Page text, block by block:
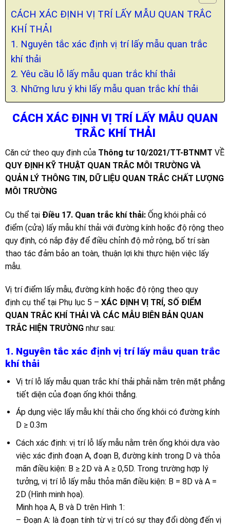
CÁCH XÁC ĐỊNH VỊ TRÍ LẤY MẪU QUAN TRẮC
KHÍ THẢI
1. Nguyên tắc xác định vị trí lấy mẫu quan trắc
khí thải
2. Yêu cầu lỗ lấy mẫu quan trắc khí thải
3. Những lưu ý khi lấy mẫu quan trắc khí thải
CÁCH XÁC ĐỊNH VỊ TRÍ LẤY MẪU QUAN
TRẮC KHÍ THẢI
Căn cứ theo quy định của Thông tư 10/2021/TT-BTNMT VỀ
QUY ĐỊNH KỸ THUẬT QUAN TRẮC MÔI TRƯỜNG VÀ
QUẢN LÝ THÔNG TIN, DỮ LIỆU QUAN TRẮC CHẤT LƯỢNG
MÔI TRƯỜNG
Cụ thể tại Điều 17. Quan trắc khí thải: Ống khói phải có
điểm (cửa) lấy mẫu khí thải với đường kính hoặc độ rộng theo
quy định, có nắp đậy để điều chỉnh độ mở rộng, bố trí sàn
thao tác đảm bảo an toàn, thuận lợi khi thực hiện việc lấy
mẫu.
Vị trí điểm lấy mẫu, đường kính hoặc độ rộng theo quy
định cụ thể tại Phụ lục 5 – XÁC ĐỊNH VỊ TRÍ, SỐ ĐIỂM
QUAN TRẮC KHÍ THẢI VÀ CÁC MẪU BIÊN BẢN QUAN
TRẮC HIỆN TRƯỜNGnhư sau:
1. Nguyên tắc xác định vị trí lấy mẫu quan trắc
khí thải
Vị trí lỗ lấy mẫu quan trắc khí thải phải nằm trên mặt phẳng
tiết diện của đoạn ống khói thẳng.
Áp dụng việc lấy mẫu khí thải cho ống khói có đường kính
D ≥ 0.3m
Cách xác định: vị trí lỗ lấy mẫu nằm trên ống khói dựa vào
việc xác định đoạn A, đoạn B, đường kính trong D và thỏa
mãn điều kiện: B ≥ 2D và A ≥ 0,5D. Trong trường hợp lý
tưởng, vị trí lỗ lấy mẫu thỏa mãn điều kiện: B = 8D và A =
2D (Hình minh họa).
Minh họa A, B và D trên Hình 1:
– Đoạn A: là đoạn tính từ vị trí có sự thay đổi dòng đến vị